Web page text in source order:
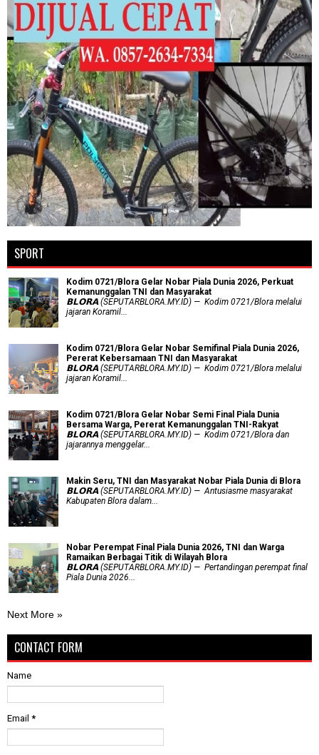
SPORT
Kodim 0721/Blora Gelar Nobar Piala Dunia 2026, Perkuat
Kemanunggalan TNI dan Masyarakat
𝗕𝗟𝗢𝗥𝗔 (SEPUTARBLORA.MY.ID) — Kodim 0721/Blora melalui
jajaran Koramil...
Kodim 0721/Blora Gelar Nobar Semifinal Piala Dunia 2026,
Pererat Kebersamaan TNI dan Masyarakat
𝗕𝗟𝗢𝗥𝗔 (SEPUTARBLORA.MY.ID) — Kodim 0721/Blora melalui
jajaran Koramil...
Kodim 0721/Blora Gelar Nobar Semi Final Piala Dunia
Bersama Warga, Pererat Kemanunggalan TNI-Rakyat
𝗕𝗟𝗢𝗥𝗔 (SEPUTARBLORA.MY.ID) — Kodim 0721/Blora dan
jajarannya menggelar...
Makin Seru, TNI dan Masyarakat Nobar Piala Dunia di Blora
𝗕𝗟𝗢𝗥𝗔 (SEPUTARBLORA.MY.ID) — Antusiasme masyarakat
Kabupaten Blora dalam...
Nobar Perempat Final Piala Dunia 2026, TNI dan Warga
Ramaikan Berbagai Titik di Wilayah Blora
𝗕𝗟𝗢𝗥𝗔 (SEPUTARBLORA.MY.ID) — Pertandingan perempat final
Piala Dunia 2026...
Next More »
CONTACT FORM
Name
Email *